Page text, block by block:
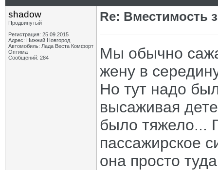
shadow
Продвинутый
Регистрация: 25.09.2015
Адрес: Нижний Новгород
Автомобиль: Лада Веста Комфорт
Оптима
Сообщений: 284
Re: Вместимость
Мы обычно
жену в
Но тут надо
высаживая
было тяжело...
пассажирское
она просто